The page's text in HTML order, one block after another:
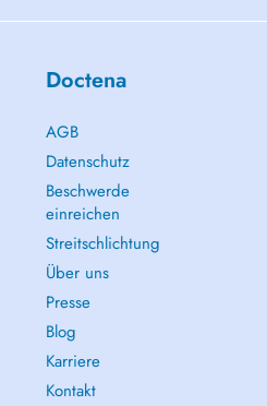
Doctena
AGB
Datenschutz
Beschwerde
einreichen
Streitschlichtung
Über uns
Presse
Blog
Karriere
Kontakt